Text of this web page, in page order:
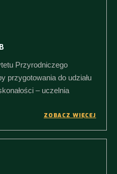
Przyrodniczego
przygotowania do udziału
– uczelnia
ZOBACZ WIĘCEJ